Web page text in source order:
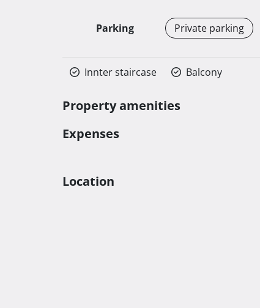
Parking Private parking
Innter staircase Balcony
Property amenities
Expenses
Location